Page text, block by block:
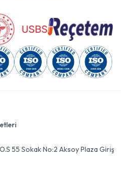
55 Sokak No:2 Aksoy Plaza Giriş